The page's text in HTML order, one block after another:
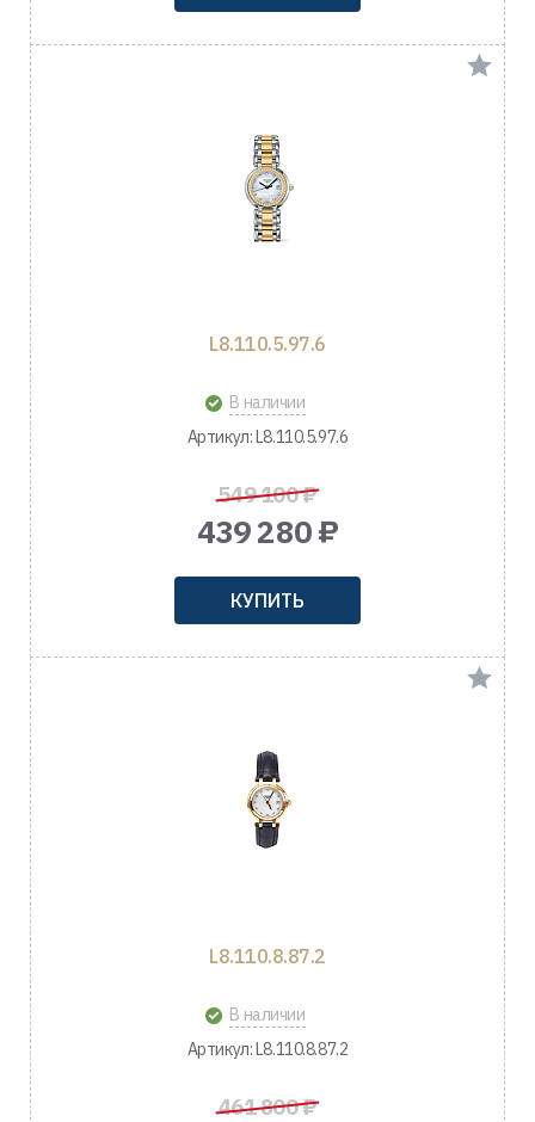
L8.110.5.97.6
В наличии
Артикул: L8.110.5.97.6
549 100 ₽
439 280 ₽
КУПИТЬ
L8.110.8.87.2
В наличии
Артикул: L8.110.8.87.2
461 800 ₽